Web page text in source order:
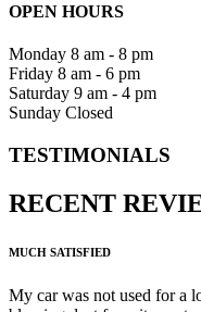
OPEN HOURS
Monday 8 am - 8 pm
Friday 8 am - 6 pm
Saturday 9 am - 4 pm
Sunday Closed
TESTIMONIALS
RECENT
MUCH SATISFIED
My car was not used for a